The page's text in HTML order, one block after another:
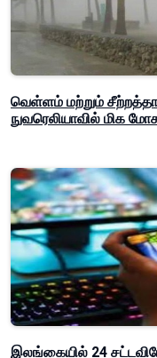
வெள்ளம் மற்றும்
நுவரெலியாவில் மிக
இலங்கையில் 24